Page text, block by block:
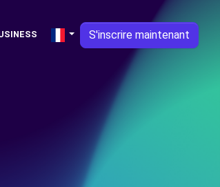
S'inscrire maintenant